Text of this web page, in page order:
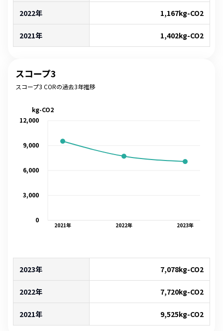
2022年 1,167kg-CO2
2021年 1,402kg-CO2
スコープ3
スコープ3 CORの過去3年推移
2021年 2022年 2023年
0
3,000
6,000
9,000
12,000
kg-CO2
2023年 7,078kg-CO2
2022年 7,720kg-CO2
2021年 9,525kg-CO2